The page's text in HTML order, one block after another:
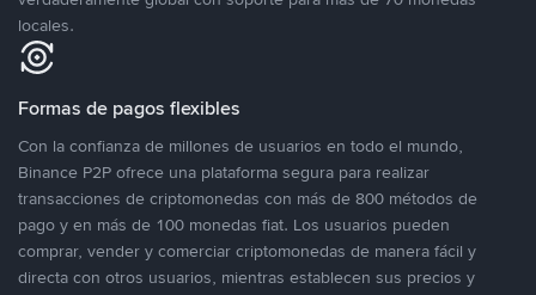
locales.
Formas de pagos flexibles
Con la confianza de millones de usuarios en todo el mundo,
Binance P2P ofrece una plataforma segura para realizar
transacciones de criptomonedas con más de 800 métodos de
pago y en más de 100 monedas fiat. Los usuarios pueden
comprar, vender y comerciar criptomonedas de manera fácil y
directa con otros usuarios, mientras establecen sus precios y